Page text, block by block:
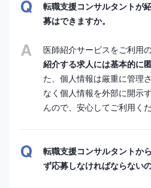
転職支援コンサルタントが
募はできますか。
医師紹介サービスをご利用の
紹介する求人には基本的に
た、個人情報は厳重に管理
なく個人情報を外部に開示
んので、安心してご利用くだ
転職支援コンサルタントか
ず応募しなければならない